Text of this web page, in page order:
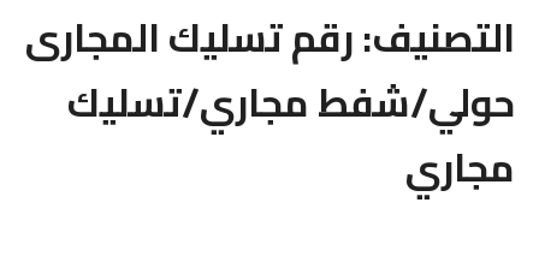
التصنيف:رقم تسليك المجارى
حولي/شفط مجاري/تسليك
مجاري